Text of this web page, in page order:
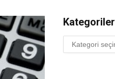
Kategoriler
Kategoriler